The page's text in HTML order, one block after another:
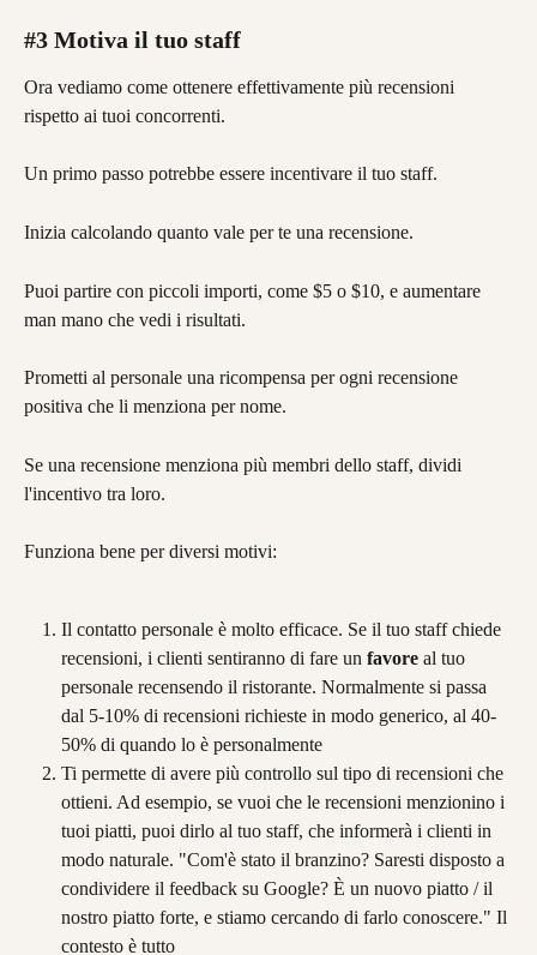
#3 Motiva il tuo staff
Ora vediamo come ottenere effettivamente più recensioni
rispetto ai tuoi concorrenti.
Un primo passo potrebbe essere incentivare il tuo staff.
Inizia calcolando quanto vale per te una recensione.
Puoi partire con piccoli importi, come $5 o $10, e aumentare
man mano che vedi i risultati.
Prometti al personale una ricompensa per ogni recensione
positiva che li menziona per nome.
Se una recensione menziona più membri dello staff, dividi
l'incentivo tra loro.
Funziona bene per diversi motivi:
Il contatto personale è molto efficace. Se il tuo staff chiede
recensioni, i clienti sentiranno di fare un favore al tuo
personale recensendo il ristorante. Normalmente si passa
dal 5-10% di recensioni richieste in modo generico, al 40-
50% di quando lo è personalmente
Ti permette di avere più controllo sul tipo di recensioni che
ottieni. Ad esempio, se vuoi che le recensioni menzionino i
tuoi piatti, puoi dirlo al tuo staff, che informerà i clienti in
modo naturale. "Com'è stato il branzino? Saresti disposto a
condividere il feedback su Google? È un nuovo piatto / il
nostro piatto forte, e stiamo cercando di farlo conoscere." Il
contesto è tutto